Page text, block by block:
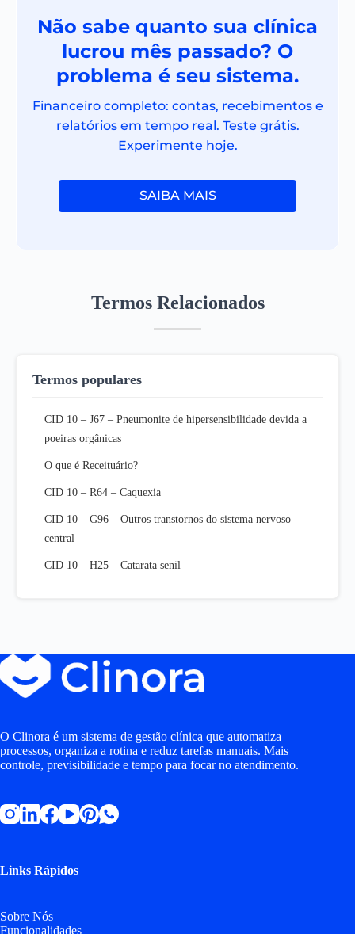
Não sabe quanto sua clínica
lucrou mês passado? O
problema é seu sistema.
Financeiro completo: contas, recebimentos e
relatórios em tempo real. Teste grátis.
Experimente hoje.
SAIBA MAIS
Termos Relacionados
Termos populares
CID 10 – J67 – Pneumonite de hipersensibilidade devida a
poeiras orgânicas
O que é Receituário?
CID 10 – R64 – Caquexia
CID 10 – G96 – Outros transtornos do sistema nervoso
central
CID 10 – H25 – Catarata senil
O Clinora é um sistema de gestão clínica que automatiza
processos, organiza a rotina e reduz tarefas manuais. Mais
controle, previsibilidade e tempo para focar no atendimento.
Links Rápidos
Sobre Nós
Funcionalidades